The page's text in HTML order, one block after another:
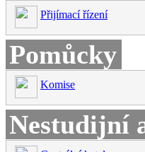
Přijímací řízení
Pomůcky
Komise
Nestudijní